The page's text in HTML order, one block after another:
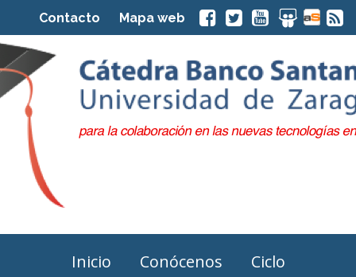
Contacto Mapa web
Inicio Conócenos Ciclo